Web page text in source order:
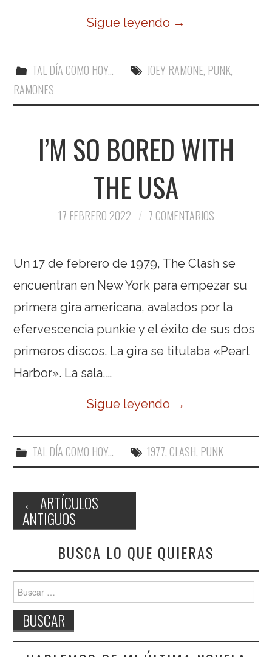
Sigue leyendo →
TAL DÍA COMO HOY... JOEY RAMONE, PUNK,
RAMONES
I’M SO BORED WITH
THE USA
17 FEBRERO 2022 7 COMENTARIOS
Un 17 de febrero de 1979, The Clash se
encuentran en New York para empezar su
primera gira americana, avalados por la
efervescencia punkie y el éxito de sus dos
primeros discos. La gira se titulaba «Pearl
Harbor». La sala,…
Sigue leyendo →
TAL DÍA COMO HOY... 1977, CLASH, PUNK
Navegación de entradas
← ARTÍCULOS
ANTIGUOS
BUSCA LO QUE QUIERAS
Buscar: